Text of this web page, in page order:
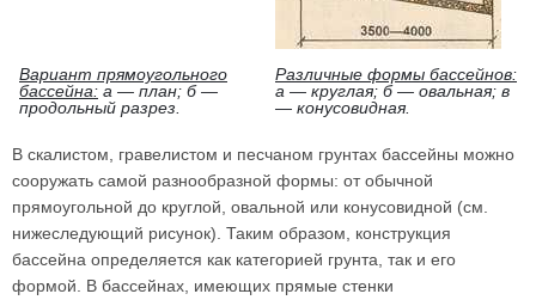
Вариант прямоугольного
бассейна: а — план; б —
продольный разрез.
Различные формы бассейнов:
а — круглая; б — овальная; в
— конусовидная.
В скалистом, гравелистом и песчаном грунтах бассейны можно
сооружать самой разнообразной формы: от обычной
прямоугольной до круглой, овальной или конусовидной (см.
нижеследующий рисунок). Таким образом, конструкция
бассейна определяется как категорией грунта, так и его
формой. В бассейнах, имеющих прямые стенки